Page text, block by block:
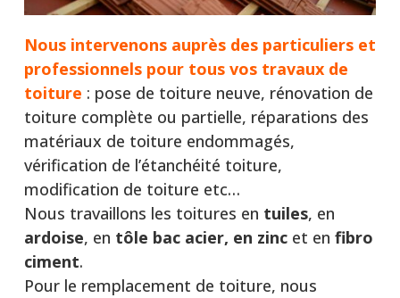
Nous intervenons auprès des particuliers et
professionnels pour tous vos travaux de
toiture : pose de toiture neuve, rénovation de
toiture complète ou partielle, réparations des
matériaux de toiture endommagés,
vérification de l’étanchéité toiture,
modification de toiture etc…
Nous travaillons les toitures en tuiles, en
ardoise, en tôle bac acier, en zinc et en fibro
ciment.
Pour le remplacement de toiture, nous